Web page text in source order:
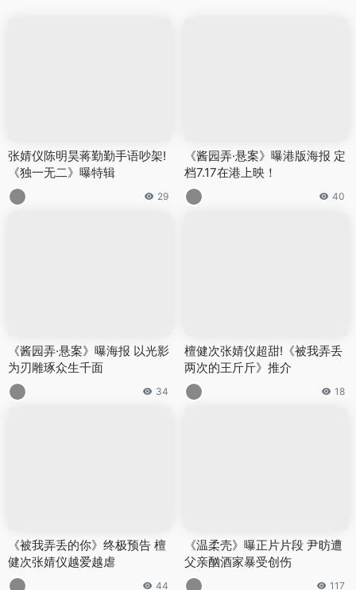
张婧仪陈明昊蒋勤勤手语吵架!
《独一无二》曝特辑
29
《酱园弄·悬案》曝港版海报 定
档7.17在港上映！
40
《酱园弄·悬案》曝海报 以光影
为刃雕琢众生千面
34
檀健次张婧仪超甜!《被我弄丢
两次的王斤斤》推介
18
《被我弄丢的你》终极预告 檀
健次张婧仪越爱越虐
44
《温柔壳》曝正片片段 尹昉遭
父亲酗酒家暴受创伤
117